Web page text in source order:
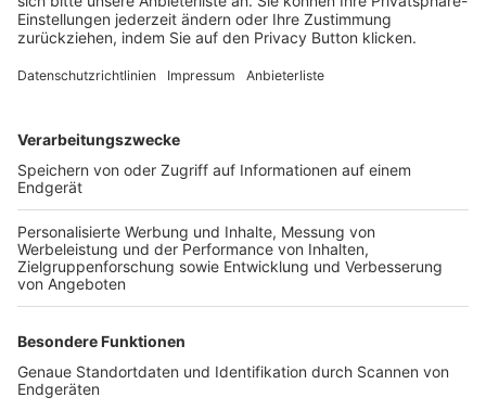
FOLGE DEM BFV
TOP-VEREINE
TOP-PARTNER